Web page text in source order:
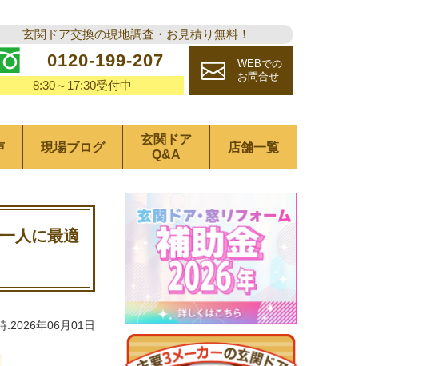
玄関ドア交換の現地調査・お見積り無料！
0120-199-207
8:30～17:30受付中
WEBでの
お問合せ
現場ブログ
玄関ドア
Q&A
店舗一覧
人に最適
:2026年06月01日